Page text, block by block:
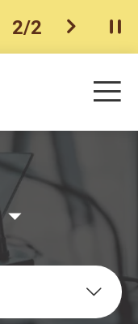
上一个
2/2 下一个开
目